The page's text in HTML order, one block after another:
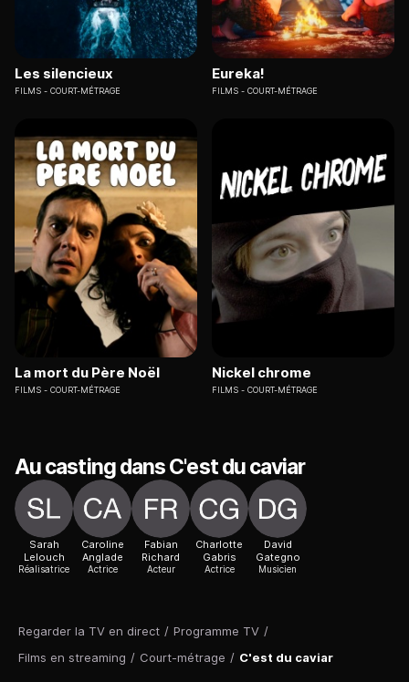
Regarder la TV en direct / Programme TV /
Films en streaming / Court-métrage / C'est du caviar
Les silencieux
FILMS COURT-MÉTRAGE
Eureka!
FILMS COURT-MÉTRAGE
La mort du Père Noël
FILMS COURT-MÉTRAGE
Nickel chrome
FILMS COURT-MÉTRAGE
Au casting dans C'est du caviar
Sarah
Lelouch
Réalisatrice
Caroline
Anglade
Actrice
Fabian
Richard
Acteur
Charlotte
Gabris
Actrice
David
Gategno
Musicien